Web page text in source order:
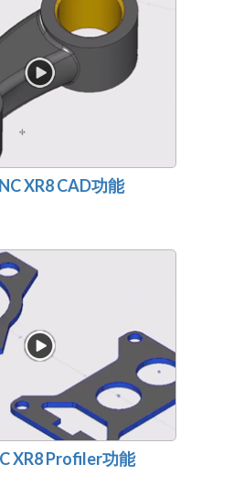
XR8 CAD功能
XR8 Profiler功能